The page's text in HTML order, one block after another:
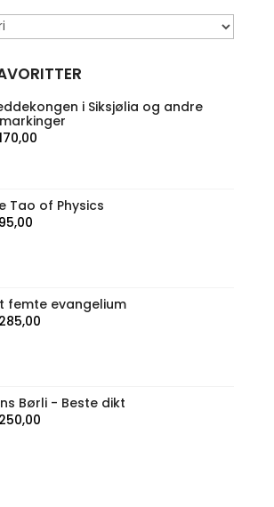
i Siksjølia og andre
Tao of Physics
95,00
femte evangelium
285,00
Børli - Beste dikt
250,00